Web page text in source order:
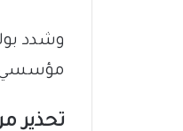
وشدد
مؤسسي
تحذير